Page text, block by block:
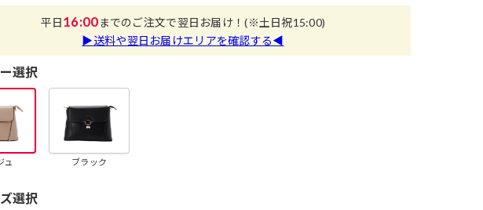
平日16:00までのご注文で翌日お届け！(※土日祝15:00)
▶送料や翌日お届けエリアを確認する◀
選択
ュ ブラック
選択